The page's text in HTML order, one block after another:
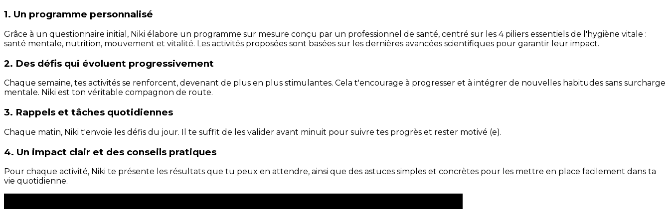
1. Un programme personnalisé
Grâce à un questionnaire initial, Niki élabore un programme sur mesure conçu par un professionnel de santé, centré sur les 4 piliers essentiels de l'hygiène vitale :
santé mentale, nutrition, mouvement et vitalité. Les activités proposées sont basées sur les dernières avancées scientifiques pour garantir leur impact.
2. Des défis qui évoluent progressivement
Chaque semaine, tes activités se renforcent, devenant de plus en plus stimulantes. Cela t'encourage à progresser et à intégrer de nouvelles habitudes sans surcharge
mentale. Niki est ton véritable compagnon de route.
3. Rappels et tâches quotidiennes
Chaque matin, Niki t'envoie les défis du jour. Il te suffit de les valider avant minuit pour suivre tes progrès et rester motivé (e).
4. Un impact clair et des conseils pratiques
Pour chaque activité, Niki te présente les résultats que tu peux en attendre, ainsi que des astuces simples et concrètes pour les mettre en place facilement dans ta
vie quotidienne.